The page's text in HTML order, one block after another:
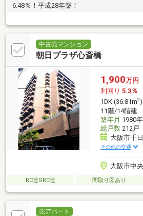
6.48％！平成28年築！
中古売マンション
朝日プラザ心斎橋
1,900万円
利回り 5.3％
1DK (36.81m2)
11階/14階建
築年月 1980
総戸数212戸
大阪市千
その他の交通
大阪市中
RC造SRC造 間取り図あり
売アパート